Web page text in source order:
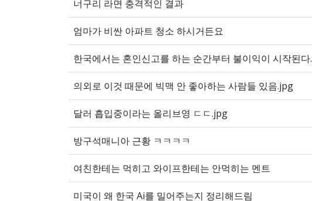
너구리 라면 충격적인 결과
엄마가 비싼 아파트 청소 하시거든요
한국에서는 혼인신고를 하는 순간부터 불이익이 시작된다.
의외로 이것 때문에 빅맥 안 좋아하는 사람들 있음.jpg
달러 흡입중이라는 올리브영 ㄷㄷ.jpg
방구석매니아 근황 ㅋㅋㅋㅋ
여친한테는 먹히고 와이프한테는 안먹히는 멘트
미국이 왜 한국 Ai를 밀어주는지 정리해드림